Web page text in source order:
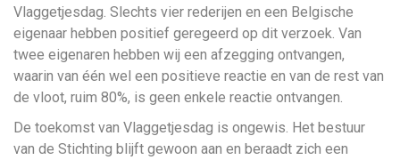
Vlaggetjesdag. Slechts vier rederijen en een Belgische
eigenaar hebben positief geregeerd op dit verzoek. Van
twee eigenaren hebben wij een afzegging ontvangen,
waarin van één wel een positieve reactie en van de rest van
de vloot, ruim 80%, is geen enkele reactie ontvangen.
De toekomst van Vlaggetjesdag is ongewis. Het bestuur
van de Stichting blijft gewoon aan en beraadt zich een